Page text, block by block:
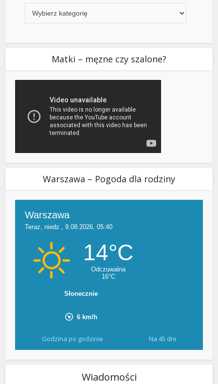
Matki – męzne czy szalone?
Warszawa – Pogoda dla rodziny
Godzina po godzinie Na 45 dni
Wiadomości